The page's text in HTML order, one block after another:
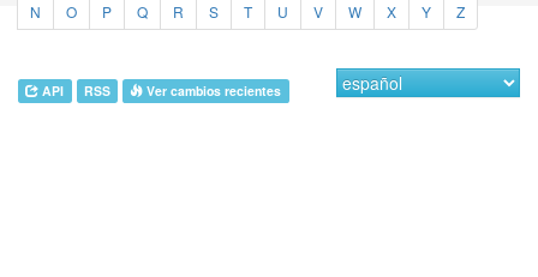
N
O P Q R S T U V W X Y Z
API RSS Ver cambios recientes